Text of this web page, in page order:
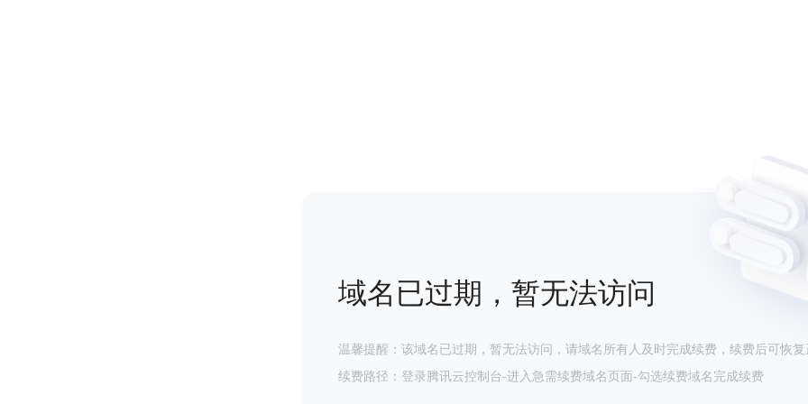
域名已过期，暂无法访问
温馨提醒：该域名已过期，暂无法访问，请域名所有人及时完成续费，续费后可恢复
续费路径：登录腾讯云控制台-进入急需续费域名页面-勾选续费域名完成续费